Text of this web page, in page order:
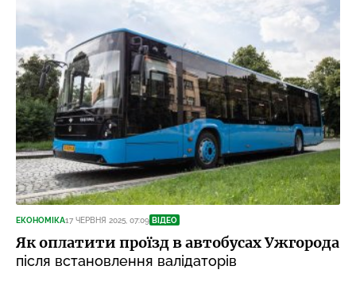
ЕКОНОМІКА17 ЧЕРВНЯ 2025, 07:09 ВІДЕО
Як оплатити проїзд в автобусах Ужгорода
після встановлення валідаторів